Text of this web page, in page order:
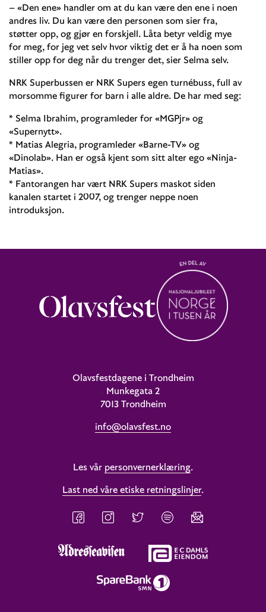
– «Den ene» handler om at du kan være den ene i noen
andres liv. Du kan være den personen som sier fra,
støtter opp, og gjør en forskjell. Låta betyr veldig mye
for meg, for jeg vet selv hvor viktig det er å ha noen som
stiller opp for deg når du trenger det, sier Selma selv.
NRK Superbussen er NRK Supers egen turnébuss, full av
morsomme figurer for barn i alle aldre. De har med seg:
* Selma Ibrahim, programleder for «MGPjr» og
«Supernytt».
* Matias Alegria, programleder «Barne-TV» og
«Dinolab». Han er også kjent som sitt alter ego «Ninja-
Matias».
* Fantorangen har vært NRK Supers maskot siden
kanalen startet i 2007, og trenger neppe noen
introduksjon.
Olavsfestdagene i Trondheim
Munkegata 2
7013 Trondheim
info@olavsfest.no
Les vår personvernerklæring.
Last ned våre etiske retningslinjer.